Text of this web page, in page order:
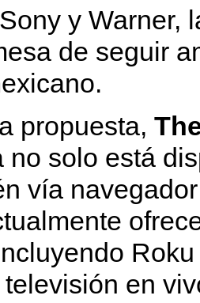
y Warner,
de seguir
propuesta,
no solo está
vía
en